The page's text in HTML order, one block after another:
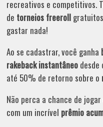
recreativos e competitivos.
de torneios freeroll
gastar nada!
Ao se cadastrar, você ganha
rakeback instantâneo
até 50% de retorno sobre o
Não perca a chance de jogar
com um incrível prêmio